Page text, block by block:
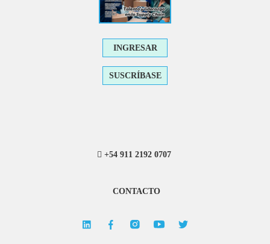
INGRESAR
SUSCRÍBASE
+54 911 2192 0707
CONTACTO